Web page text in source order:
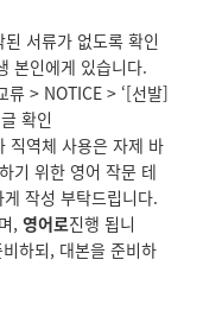
서류가 없도록 확인
본인에게 있습니다.
류 > NOTICE > ‘[선발]
확인
직역체 사용은 자제 바
기 위한 영어 작문 테
작성 부탁드립니다.
, 영어로진행 됩니
하되, 대본을 준비하